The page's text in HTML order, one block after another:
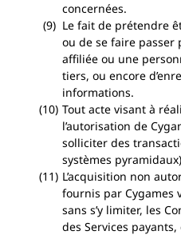
concernées.
Le fait de prétendre
ou de se faire passer
affiliée ou une
tiers, ou encore
informations.
Tout acte visant à
l’autorisation de
solliciter des
systèmes
L’acquisition non
fournis par Cygames
sans s’y limiter, les
des Services